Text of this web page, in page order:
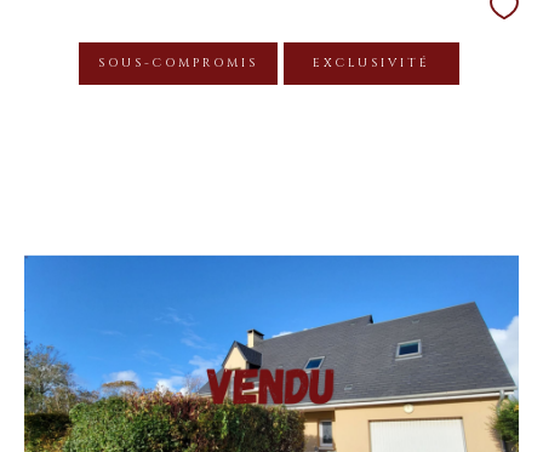
SOUS-COMPROMIS EXCLUSIVITÉ